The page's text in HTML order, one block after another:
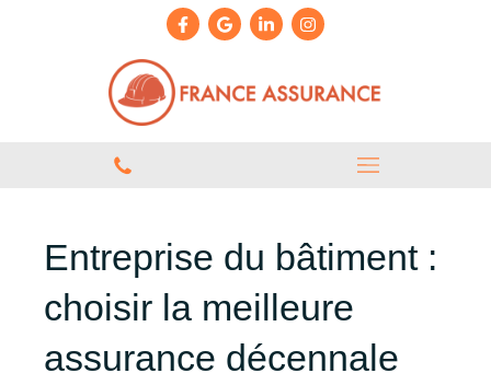
Entreprise du bâtiment :
choisir la meilleure
assurance décennale